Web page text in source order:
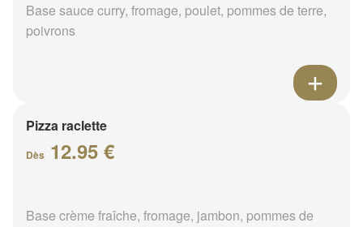
Base sauce curry, fromage, poulet, pommes de terre,
poivrons
Pizza raclette
Dès 12.95 €
Base crème fraîche, fromage, jambon, pommes de